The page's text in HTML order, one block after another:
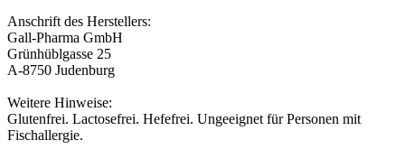
Anschrift des Herstellers:
Gall-Pharma GmbH
Grünhüblgasse 25
A-8750 Judenburg
Weitere Hinweise:
Glutenfrei. Lactosefrei. Hefefrei. Ungeeignet für Personen mit
Fischallergie.